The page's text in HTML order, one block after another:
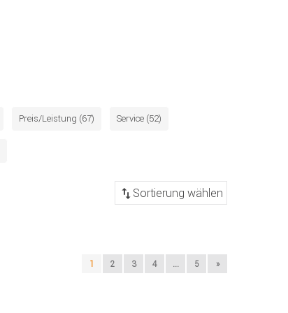
Preis/Leistung (67) Service (52)
1 2 3 4 ... 5 »